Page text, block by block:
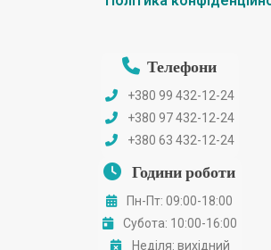
Телефони
+380 99 432-12-24
+380 97 432-12-24
+380 63 432-12-24
Години роботи
Пн-Пт: 09:00-18:00
Субота: 10:00-16:00
Неділя: вихідний